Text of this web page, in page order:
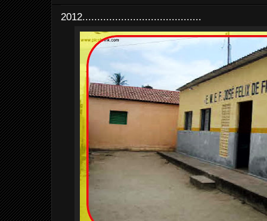
2012........................................